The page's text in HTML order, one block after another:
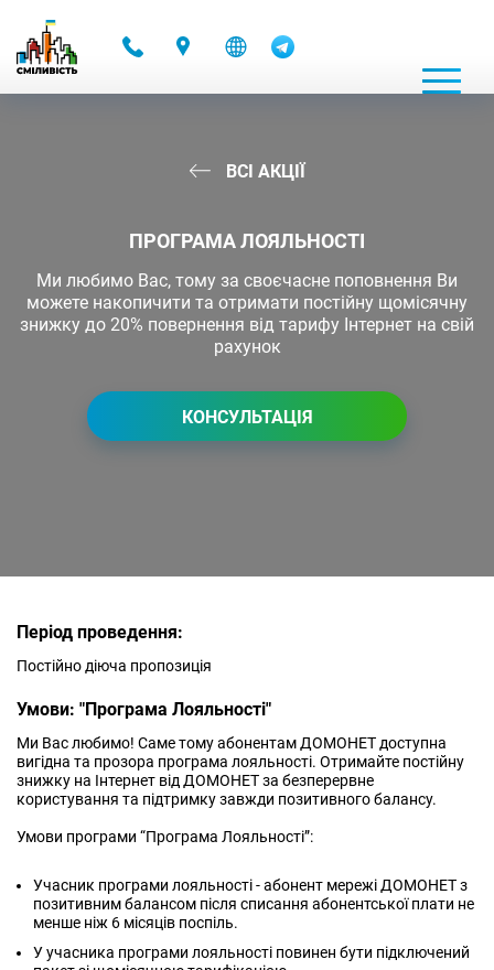
ВСІ АКЦІЇ
ПРОГРАМА ЛОЯЛЬНОСТІ
Ми любимо Вас, тому за своєчасне поповнення Ви
можете накопичити та отримати постійну щомісячну
знижку до 20% повернення від тарифу Інтернет на свій
рахунок
КОНСУЛЬТАЦІЯ
Період проведення:
Постійно діюча пропозиція
Умови: "Програма Лояльності"
Ми Вас любимо! Саме тому абонентам ДОМОНЕТ доступна
вигідна та прозора програма лояльності. Отримайте постійну
знижку на Інтернет від ДОМОНЕТ за безперервне
користування та підтримку завжди позитивного балансу.
Умови програми “Програма Лояльності”:
Учасник програми лояльності - абонент мережі ДОМОНЕТ з
позитивним балансом після списання абонентської плати не
менше ніж 6 місяців поспіль.
У учасника програми лояльності повинен бути підключений